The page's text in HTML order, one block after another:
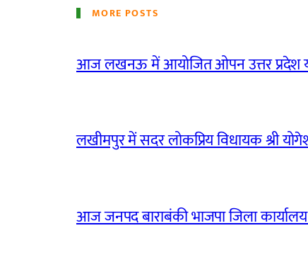
MORE POSTS
आज लखनऊ में आयोजित ओपन उत्तर प्रदेश
लखीमपुर में सदर लोकप्रिय विधायक श्री
आज जनपद बाराबंकी भाजपा जिला